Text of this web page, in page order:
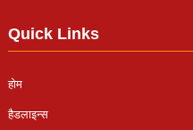
Quick Links
होम
हैडलाइन्स